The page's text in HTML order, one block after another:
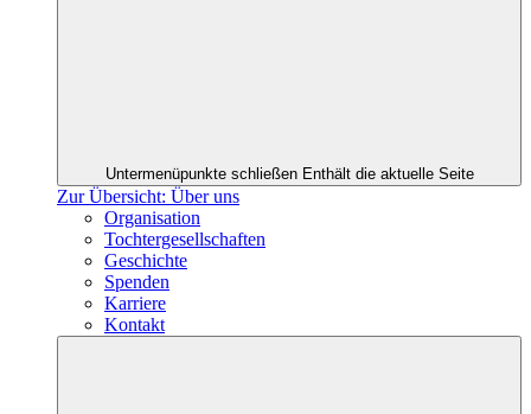
Untermenüpunkte schließen Enthält die aktuelle Seite
Zur Übersicht: Über uns
Organisation
Tochtergesellschaften
Geschichte
Spenden
Karriere
Kontakt